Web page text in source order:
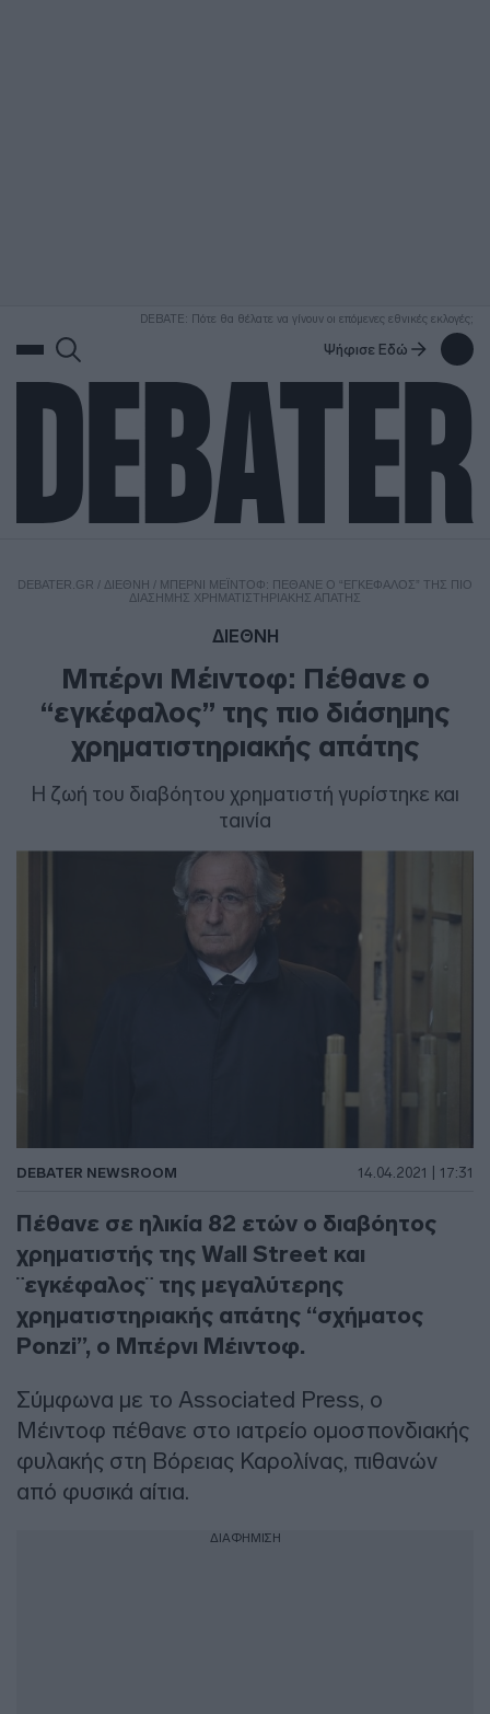
DEBATE: Πότε θα θέλατε να γίνουν οι επόμενες εθνικές εκλογές;
Ψήφισε Εδώ
DEBATER.GR / ΔΙΕΘΝΗ / ΜΠΈΡΝΙ ΜΈΙΝΤΟΦ: ΠΈΘΑΝΕ Ο “ΕΓΚΈΦΑΛΟΣ” ΤΗΣ ΠΙΟ
ΔΙΆΣΗΜΗΣ ΧΡΗΜΑΤΙΣΤΗΡΙΑΚΉΣ ΑΠΆΤΗΣ
ΔΙΕΘΝΗ
Μπέρνι Μέιντοφ: Πέθανε ο
“εγκέφαλος” της πιο διάσημης
χρηματιστηριακής απάτης
Η ζωή του διαβόητου χρηματιστή γυρίστηκε και
ταινία
DEBATER NEWSROOM 14.04.2021 | 17:31
Πέθανε σε ηλικία 82 ετών ο διαβόητος
χρηματιστής της Wall Street και
¨εγκέφαλος¨ της μεγαλύτερης
χρηματιστηριακής απάτης “σχήματος
Ponzi”, ο Μπέρνι Μέιντοφ.
Σύμφωνα με το Associated Press, ο
Μέιντοφ πέθανε στο ιατρείο ομοσπονδιακής
φυλακής στη Βόρειας Καρολίνας, πιθανών
από φυσικά αίτια.
ΔΙΑΦΗΜΙΣΗ